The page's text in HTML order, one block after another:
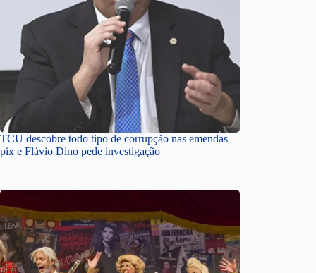
TCU descobre todo tipo de corrupção nas emendas
pix e Flávio Dino pede investigação